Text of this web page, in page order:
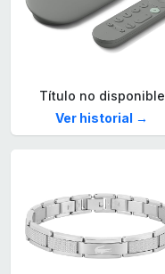
Título no disponible
Ver historial →